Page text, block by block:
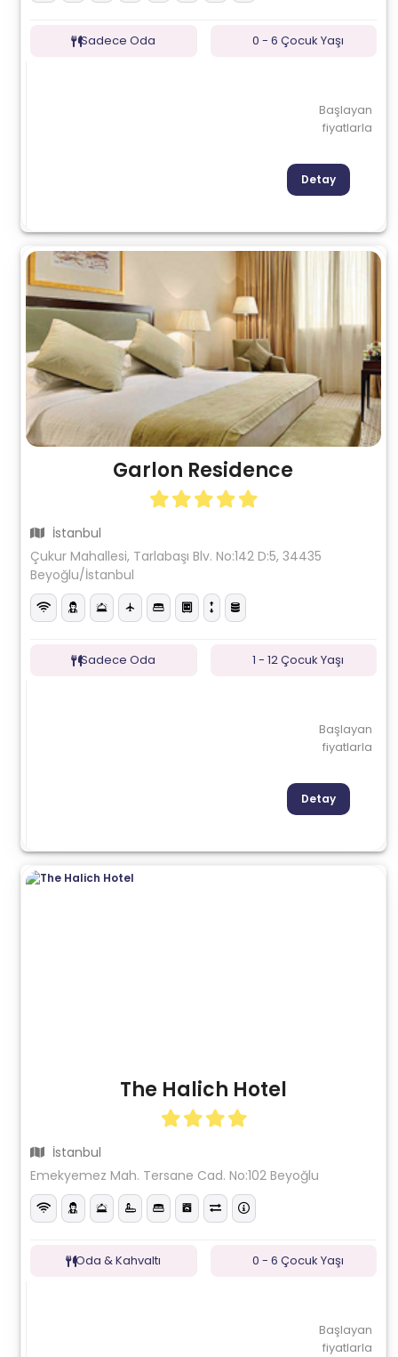
Sadece Oda 0 - 6 Çocuk Yaşı
Başlayan
fiyatlarla
Detay
Garlon Residence
İstanbul
Çukur Mahallesi, Tarlabaşı Blv. No:142 D:5, 34435
Beyoğlu/İstanbul
Sadece Oda 1 - 12 Çocuk Yaşı
Başlayan
fiyatlarla
Detay
The Halich Hotel
İstanbul
Emekyemez Mah. Tersane Cad. No:102 Beyoğlu
Oda & Kahvaltı 0 - 6 Çocuk Yaşı
Başlayan
fiyatlarla